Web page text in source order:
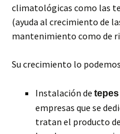
climatológicas como las
(ayuda al crecimiento de
mantenimiento como de
Su crecimiento lo podemos
Instalación de tepes
empresas que se
tratan el producto